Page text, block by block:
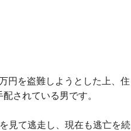
円を盗難しようとした上、住
されている男です。
見て逃走し、現在も逃亡を続